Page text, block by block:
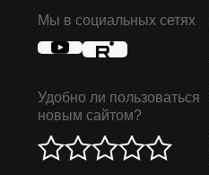
Мы в социальных сетях
Удобно ли пользоваться
новым сайтом?